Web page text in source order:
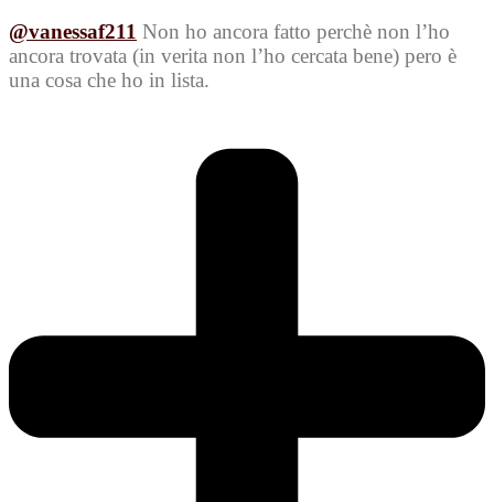
@vanessaf211 Non ho ancora fatto perchè non l’ho
ancora trovata (in verita non l’ho cercata bene) pero è
una cosa che ho in lista.